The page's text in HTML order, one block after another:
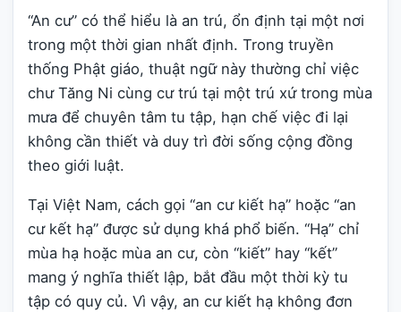
“An cư” có thể hiểu là an trú, ổn định tại một nơi
trong một thời gian nhất định. Trong truyền
thống Phật giáo, thuật ngữ này thường chỉ việc
chư Tăng Ni cùng cư trú tại một trú xứ trong mùa
mưa để chuyên tâm tu tập, hạn chế việc đi lại
không cần thiết và duy trì đời sống cộng đồng
theo giới luật.
Tại Việt Nam, cách gọi “an cư kiết hạ” hoặc “an
cư kết hạ” được sử dụng khá phổ biến. “Hạ” chỉ
mùa hạ hoặc mùa an cư, còn “kiết” hay “kết”
mang ý nghĩa thiết lập, bắt đầu một thời kỳ tu
tập có quy củ. Vì vậy, an cư kiết hạ không đơn